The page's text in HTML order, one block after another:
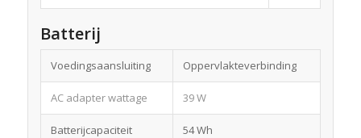
Batterij
Voedingsaansluiting Oppervlakteverbinding
AC adapter wattage 39 W
Batterijcapaciteit 54 Wh